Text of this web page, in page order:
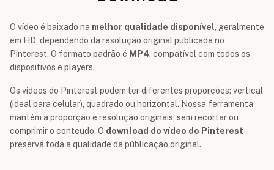
O vídeo é baixado na melhor qualidade disponível , geralmente
em HD, dependendo da resolução original publicada no
Pinterest. O formato padrão é MP4 , compatível com todos os
dispositivos e players.
Os vídeos do Pinterest podem ter diferentes proporções: vertical
(ideal para celular), quadrado ou horizontal. Nossa ferramenta
mantém a proporção e resolução originais, sem recortar ou
comprimir o conteudo. O download do vídeo do Pinterest
preserva toda a qualidade da públicação original.